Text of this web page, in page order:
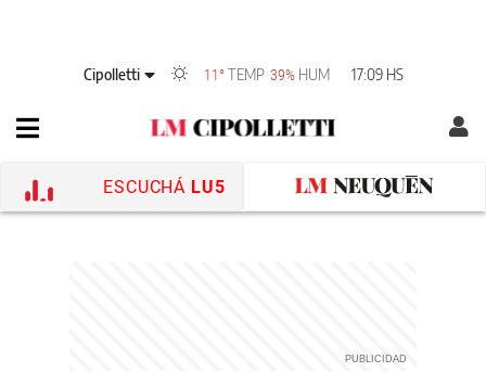
Cipolletti 11° TEMP 39% HUM 17:09 HS
ESCUCHÁ LU5